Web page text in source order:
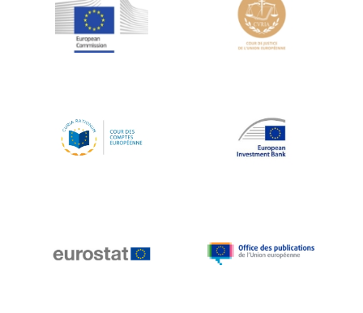
Jean-Louis Schiltz
Jean-Victor Louis
Johnny Åkerholm
Katharien L.C. Hunt